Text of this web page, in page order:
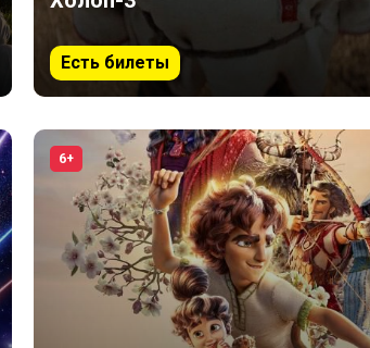
Есть билеты
6+